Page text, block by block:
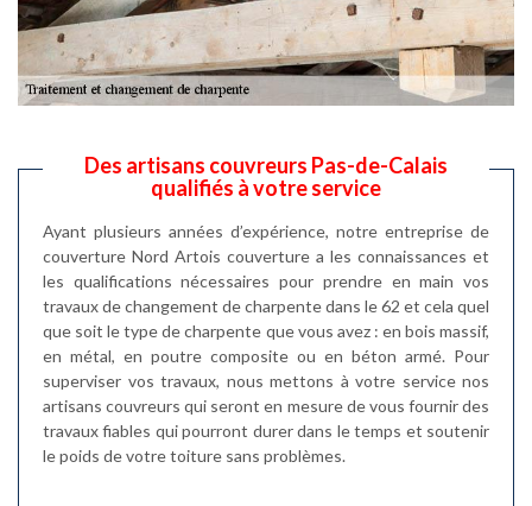
Des artisans couvreurs Pas-de-Calais
qualifiés à votre service
Ayant plusieurs années d’expérience, notre entreprise de
couverture Nord Artois couverture a les connaissances et
les qualifications nécessaires pour prendre en main vos
travaux de changement de charpente dans le 62 et cela quel
que soit le type de charpente que vous avez : en bois massif,
en métal, en poutre composite ou en béton armé. Pour
superviser vos travaux, nous mettons à votre service nos
artisans couvreurs qui seront en mesure de vous fournir des
travaux fiables qui pourront durer dans le temps et soutenir
le poids de votre toiture sans problèmes.